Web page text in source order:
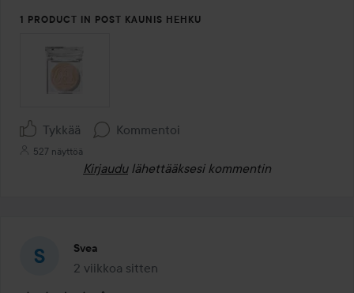
1 PRODUCT IN POST KAUNIS HEHKU
Tykkää Kommentoi
527 näyttöä
Kirjaudu lähettääksesi kommentin
Svea
2 viikkoa sitten
Viesti luotiin 2 viikkoa sitten